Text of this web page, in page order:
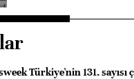
Türkiye'nin 131. sayısı